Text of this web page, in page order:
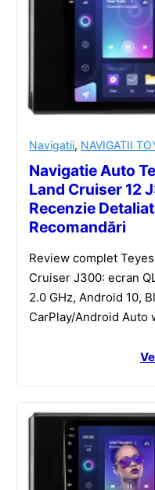
Navigatii, NAVIGATII
Navigatie Auto
Land Cruiser 12
Recenzie
Recomandări
Review complet
Cruiser J300: ecran
2.0 GHz, Android 10,
CarPlay/Android Auto